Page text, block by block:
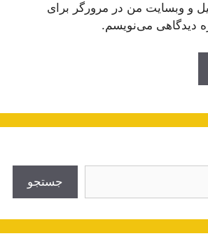
و وبسایت من در مرورگر برای
دیدگاهی می‌نویسم.
جستجو